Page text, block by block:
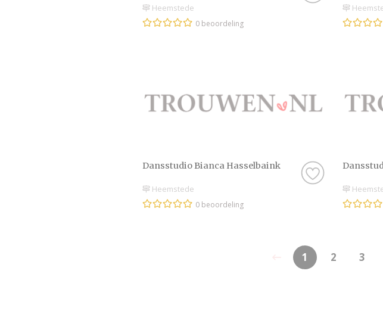
Heemstede
0 beoordeling
Dansstudio Bianca Hasselbaink
Heemstede
0 beoordeling
1 2 3